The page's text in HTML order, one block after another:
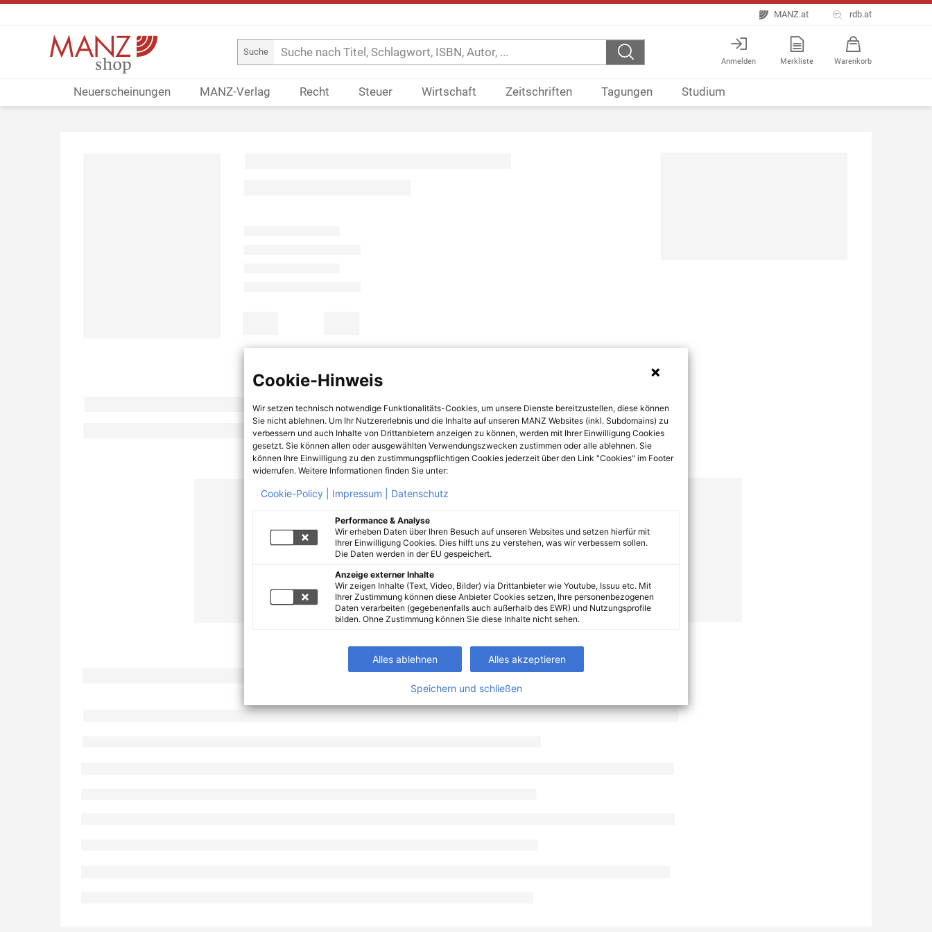
MANZ.at rdb.at
Suche
Anmelden Merkliste Warenkorb
Neuerscheinungen MANZ-Verlag Recht Steuer Wirtschaft Zeitschriften Tagungen Studium
Cookie-Hinweis
Wir setzen technisch notwendige Funktionalitäts-Cookies, um unsere Dienste bereitzustellen, diese können
Sie nicht ablehnen. Um Ihr Nutzererlebnis und die Inhalte auf unseren MANZ Websites (inkl. Subdomains) zu
verbessern und auch Inhalte von Drittanbietern anzeigen zu können, werden mit Ihrer Einwilligung Cookies
gesetzt. Sie können allen oder ausgewählten Verwendungszwecken zustimmen oder alle ablehnen. Sie
können Ihre Einwilligung zu den zustimmungspflichtigen Cookies jederzeit über den Link "Cookies" im Footer
widerrufen. Weitere Informationen finden Sie unter:
Cookie-Policy | Impressum | Datenschutz
Performance & Analyse
Wir erheben Daten über Ihren Besuch auf unseren Websites und setzen hierfür mit
Ihrer Einwilligung Cookies. Dies hilft uns zu verstehen, was wir verbessern sollen.
Die Daten werden in der EU gespeichert.
Anzeige externer Inhalte
Wir zeigen Inhalte (Text, Video, Bilder) via Drittanbieter wie Youtube, Issuu etc. Mit
Ihrer Zustimmung können diese Anbieter Cookies setzen, Ihre personenbezogenen
Daten verarbeiten (gegebenenfalls auch außerhalb des EWR) und Nutzungsprofile
bilden. Ohne Zustimmung können Sie diese Inhalte nicht sehen.
Alles ablehnen Alles akzeptieren
Speichern und schließen